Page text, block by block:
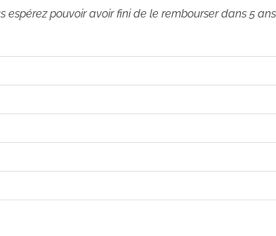
pouvoir avoir fini de le rembourser dans 5